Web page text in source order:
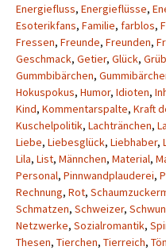
Energiefluss, Energieflüsse,
Esoterikfans, Familie, farblos,
Fressen, Freunde, Freunden,
Geschmack, Getier, Glück,
Gummbibärchen,
Hokuspokus, Humor, Idioten,
Kind, Kommentarspalte, Kraft
Kuschelpolitik, Lachtränchen,
Liebe, Liebesglück, Liebhaber,
Lila, List, Männchen, Material,
Personal, Pinnwandplauderei,
Rechnung, Rot,
Schmatzen, Schweizer,
Netzwerke, Sozialromantik,
Thesen, Tierchen, Tierreich,